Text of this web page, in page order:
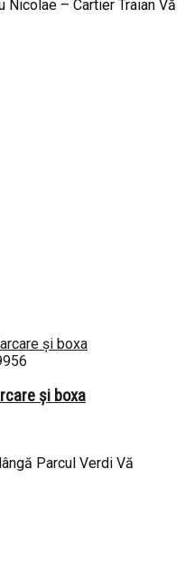
– Cartier Traian Vă
și boxa
Parcul Verdi Vă